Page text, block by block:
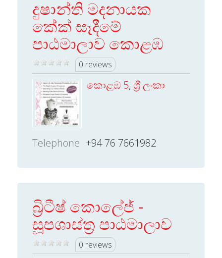
දුෂාන්ති මදනායක
කේක් සෑදීමේ
පාඨමාලාව කොළඹ
0 reviews
කොළඹ 5, ශ්‍රී ලංකා
Telephone +94 76 7661982
බ්‍රිටීෂ් කොලේජ් -
සූපශාස්ත්‍ර පාඨමාලාව
0 reviews